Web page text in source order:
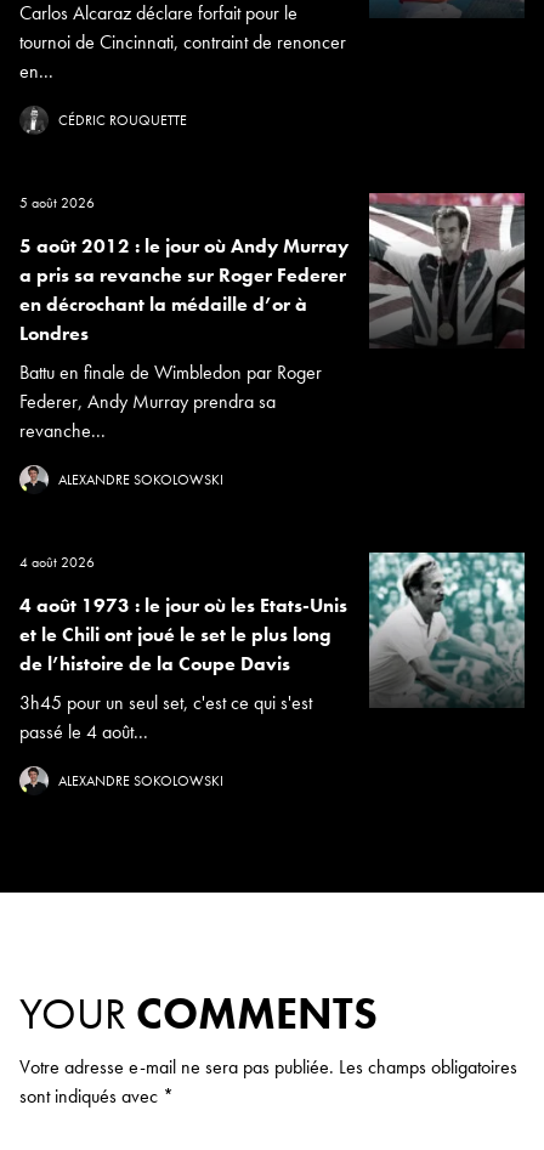
Carlos Alcaraz déclare forfait pour le
tournoi de Cincinnati, contraint de renoncer
en...
CÉDRIC ROUQUETTE
5 août 2026
5 août 2012 : le jour où Andy Murray
a pris sa revanche sur Roger Federer
en décrochant la médaille d’or à
Londres
Battu en finale de Wimbledon par Roger
Federer, Andy Murray prendra sa
revanche...
ALEXANDRE SOKOLOWSKI
4 août 2026
4 août 1973 : le jour où les Etats-Unis
et le Chili ont joué le set le plus long
de l’histoire de la Coupe Davis
3h45 pour un seul set, c'est ce qui s'est
passé le 4 août...
ALEXANDRE SOKOLOWSKI
YOUR COMMENTS
Votre adresse e-mail ne sera pas publiée. Les champs obligatoires
sont indiqués avec *